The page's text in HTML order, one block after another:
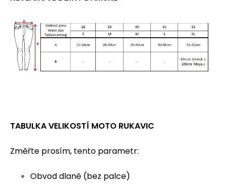
TABULKA VELIKOSTÍ MOTO RUKAVIC
Změřte prosím, tento parametr:
Obvod dlaně (bez palce)